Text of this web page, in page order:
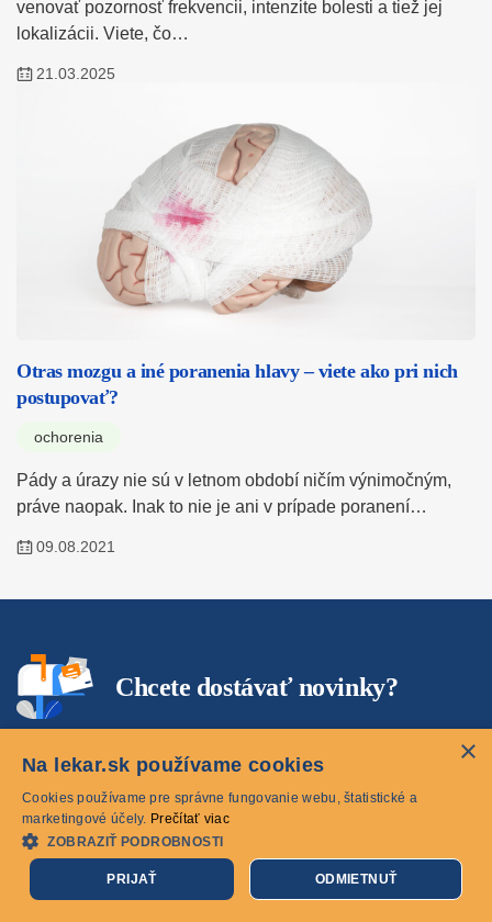
venovať pozornosť frekvencii, intenzite bolesti a tiež jej
lokalizácii. Viete, čo…
21.03.2025
Otras mozgu a iné poranenia hlavy – viete ako pri nich
postupovať?
ochorenia
Pády a úrazy nie sú v letnom období ničím výnimočným,
práve naopak. Inak to nie je ani v prípade poranení…
09.08.2021
Chcete dostávať novinky?
tréningovým plánom, jedálničkom, súťažiam a
novinkám zo sveta zdravotníctva priamo od
odborníkov.
×
Na lekar.sk používame cookies
Cookies používame pre správne fungovanie webu, štatistické a
marketingové účely. Prečítať viac
ZOBRAZIŤ PODROBNOSTI
PRIJAŤ ODMIETNUŤ